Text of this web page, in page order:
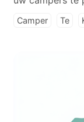
Camper Te